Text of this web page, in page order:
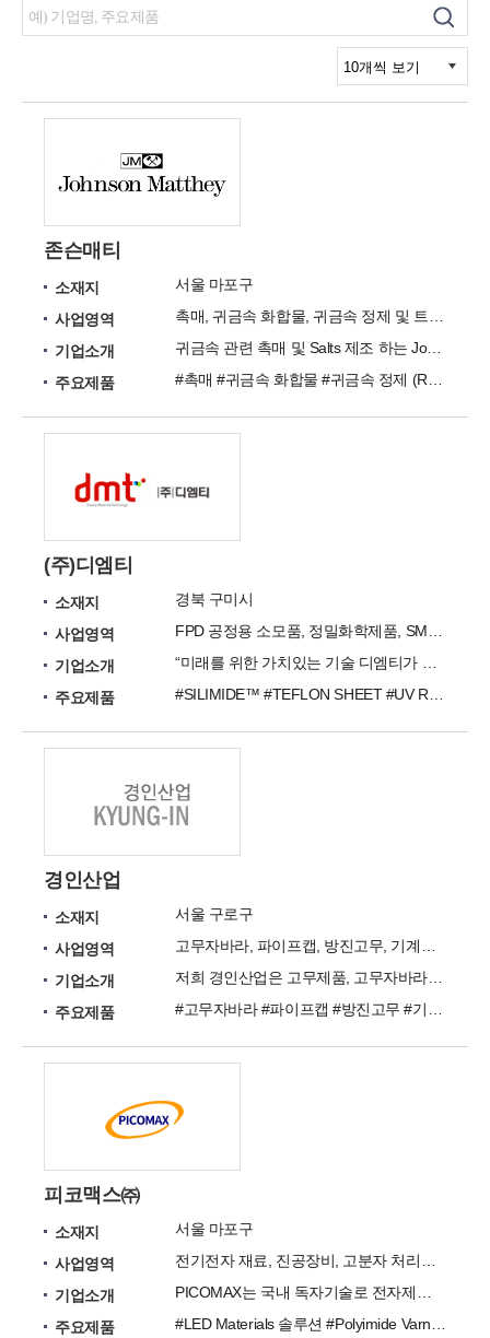
존슨매티
소재지
서울 마포구
사업영역
기업소개
귀금속 관련 촉매 및 Salts 제조 하는 Johnson Matthey 입니다.
주요제품
(주)디엠티
소재지
경북 구미시
사업영역
기업소개
주요제품
경인산업
소재지
서울 구로구
사업영역
기업소개
주요제품
피코맥스㈜
소재지
서울 마포구
사업영역
기업소개
주요제품